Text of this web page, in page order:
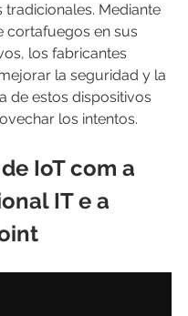
tradicionales. Mediante
cortafuegos en sus
los fabricantes
la seguridad y la
de estos dispositivos
los intentos.
IoT com a
IT e a